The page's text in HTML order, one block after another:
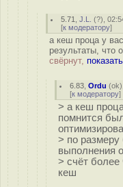
5.71 ,J.L. (?),
[к модератору]
а кеш проца у
результаты, что
свёрнут, показать
6.83 ,Ordu (ok
[к модератору]
> а кеш
помнится
> по размеру
выполнения
> счёт более
кеш